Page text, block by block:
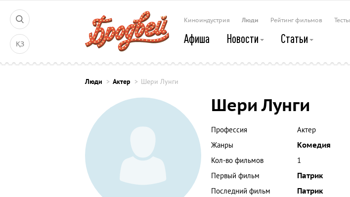
ҚЗ
Киноиндустрия Люди Рейтинг фильмов Тесты
Афиша Новости Статьи
Люди Актер Шери Лунги
Шери Лунги
Профессия
Актер
Жанры
Комедия
Кол-во фильмов
1
Первый фильм
Патрик
Последний фильм
Патрик